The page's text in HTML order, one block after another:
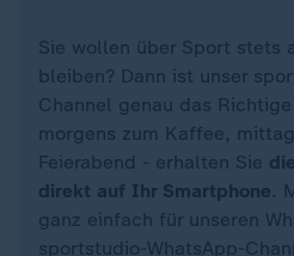
Sie wollen über Sport stets
bleiben? Dann ist unser
Channel genau das
morgens zum Kaffee,
Feierabend - erhalten Sie
direkt auf Ihr Smartphone.
ganz einfach für unseren
sportstudio-WhatsApp-